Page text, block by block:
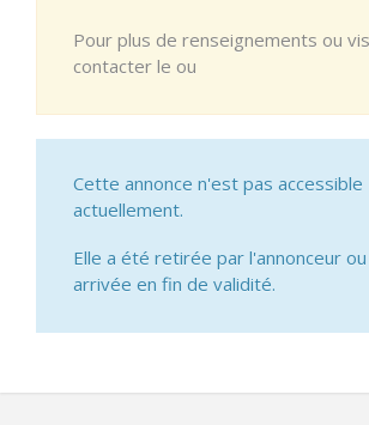
Pour plus de renseignements ou
contacter le ou
Cette annonce n'est pas accessible
actuellement.
Elle a été retirée par l'annonceur
arrivée en fin de validité.